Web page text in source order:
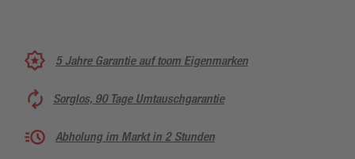
5 Jahre Garantie auf toom Eigenmarken
Sorglos, 90 Tage Umtauschgarantie
Abholung im Markt in 2 Stunden